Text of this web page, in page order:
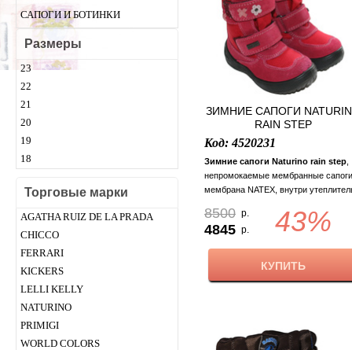
САПОГИ И БОТИНКИ
Размеры
23
22
21
20
19
18
Торговые марки
AGATHA RUIZ DE LA PRADA
CHICСO
FERRARI
KICKERS
LELLI KELLY
NATURINO
PRIMIGI
WORLD COLORS
ЗИМНИЕ САПОГИ
RAIN STEP
Код: 4520231
Зимние сапоги Naturino rain step
непромокаемые мембранные
мембрана NATEX, внутри
(14,5). Оригинальная упаковка.
8500 р.
4845 р. 43%
КУПИТЬ